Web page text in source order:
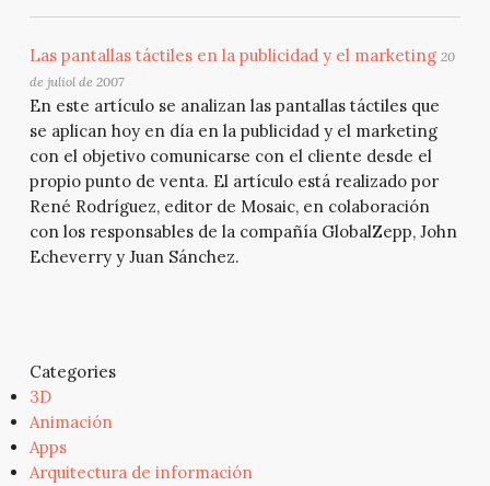
Las pantallas táctiles en la publicidad y el marketing 20
de juliol de 2007
En este artículo se analizan las pantallas táctiles que
se aplican hoy en día en la publicidad y el marketing
con el objetivo comunicarse con el cliente desde el
propio punto de venta. El artículo está realizado por
René Rodríguez, editor de Mosaic, en colaboración
con los responsables de la compañía GlobalZepp, John
Echeverry y Juan Sánchez.
Categories
3D
Animación
Apps
Arquitectura de información